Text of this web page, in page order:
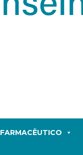
FARMACÊUTICO